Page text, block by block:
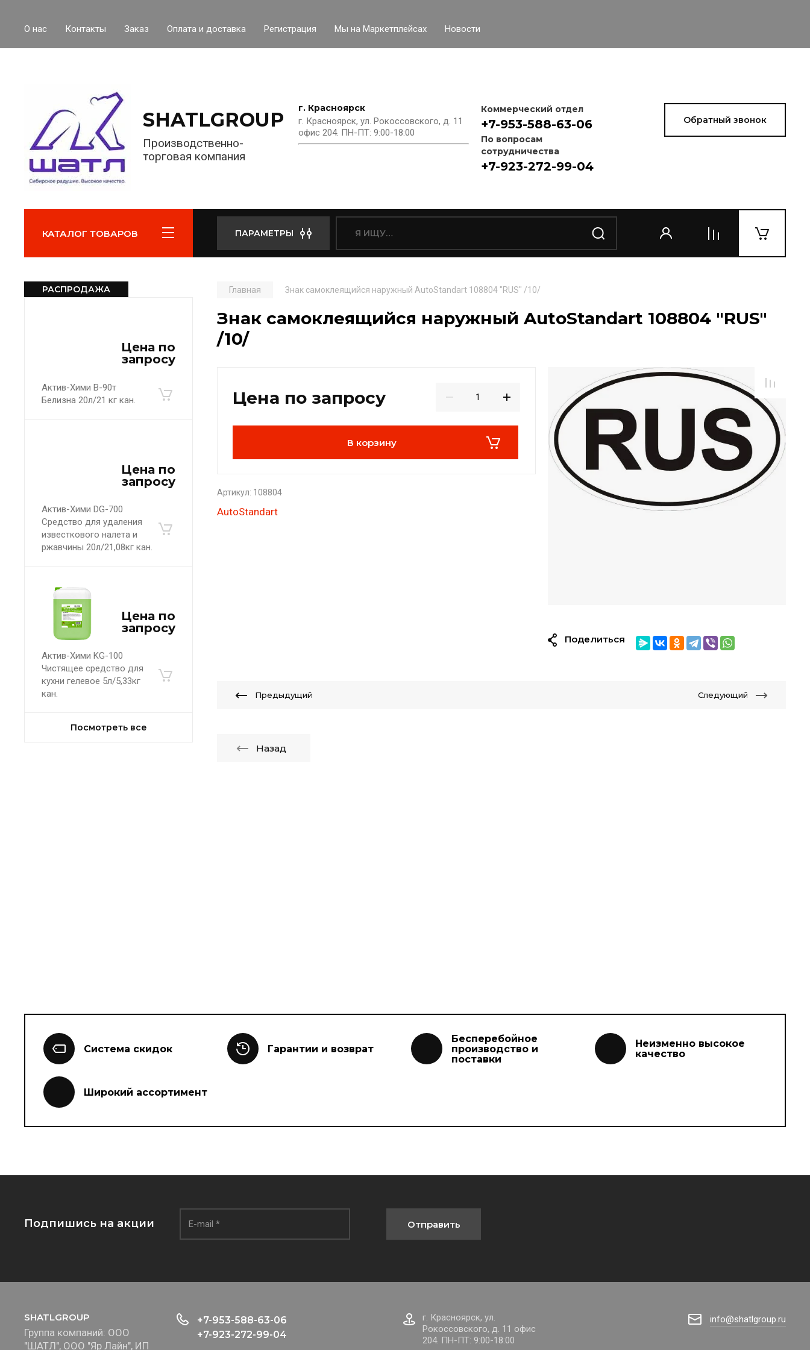
О нас Контакты Заказ Оплата и доставка Регистрация Мы на Маркетплейсах Новости
SHATLGROUP
Производственно-
торговая компания
г. Красноярск
г. Красноярск, ул. Рокоссовского, д. 11
офис 204. ПН-ПТ: 9:00-18:00
Коммерческий отдел
+7-953-588-63-06
По вопросам
сотрудничества
+7-923-272-99-04
Обратный звонок
КАТАЛОГ ТОВАРОВ ПАРАМЕТРЫ
РАСПРОДАЖА
Цена по
запросу
Актив-Хими B-90т
Белизна 20л/21 кг кан.
Цена по
запросу
Актив-Хими DG-700
Средство для удаления
известкового налета и
ржавчины 20л/21,08кг кан.
Цена по
запросу
Актив-Хими KG-100
Чистящее средство для
кухни гелевое 5л/5,33кг
кан.
Посмотреть все
Главная Знак самоклеящийся наружный AutoStandart 108804 "RUS" /10/
Знак самоклеящийся наружный AutoStandart 108804 "RUS"
/10/
Цена по запросу
В корзину
Артикул: 108804
AutoStandart
Поделиться
Предыдущий Следующий
Назад
Система скидок Гарантии и возврат
Бесперебойное
производство и
поставки
Неизменно высокое
качество
Широкий ассортимент
Подпишись на акции Отправить
SHATLGROUP
Группа компаний: ООО
"ШАТЛ", ООО "Яр Лайн", ИП
+7-953-588-63-06
+7-923-272-99-04
г. Красноярск, ул.
Рокоссовского, д. 11 офис
204. ПН-ПТ: 9:00-18:00
info@shatlgroup.ru